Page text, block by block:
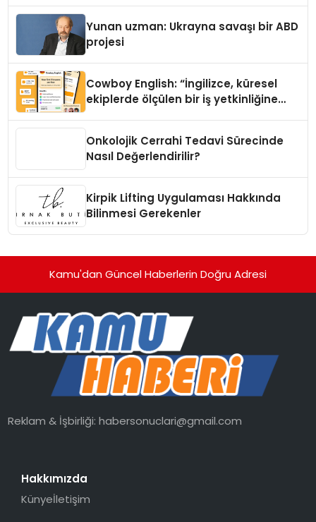
Yunan uzman: Ukrayna savaşı bir ABD
projesi
Cowboy English: “İngilizce, küresel
ekiplerde ölçülen bir iş yetkinliğine
Onkolojik Cerrahi Tedavi Sürecinde
Nasıl Değerlendirilir?
Kirpik Lifting Uygulaması Hakkında
Bilinmesi Gerekenler
Kamu'dan Güncel Haberlerin Doğru Adresi
Reklam & İşbirliği:habersonuclari@gmail.com
Hakkımızda
Künyeİletişim